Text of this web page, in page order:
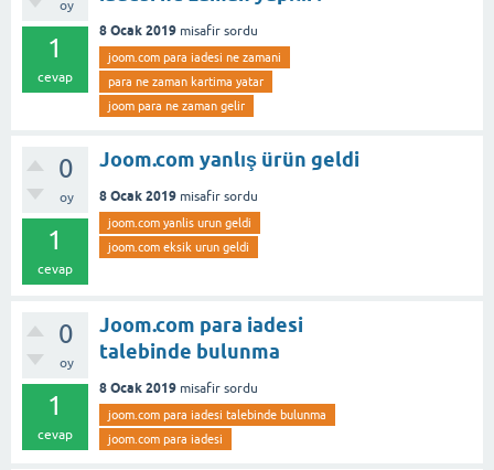
oy
1
cevap
8 Ocak 2019 misafir sordu
joom.com para iadesi ne zamani
para ne zaman kartima yatar
joom para ne zaman gelir
0
oy
1
cevap
Joom.com yanlış ürün geldi
8 Ocak 2019 misafir sordu
joom.com yanlis urun geldi
joom.com eksik urun geldi
0
oy
1
cevap
Joom.com para iadesi
talebinde bulunma
8 Ocak 2019 misafir sordu
joom.com para iadesi talebinde bulunma
joom.com para iadesi